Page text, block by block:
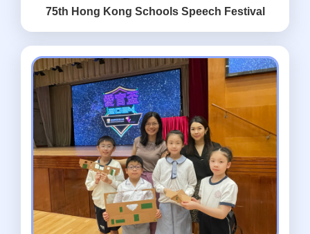
75th Hong Kong Schools Speech Festival